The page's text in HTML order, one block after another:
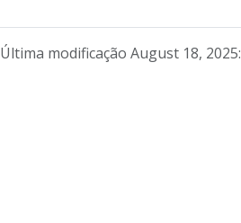
Última modificação August 18, 2025: